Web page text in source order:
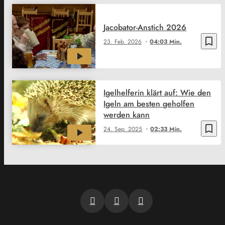
bookmark_border
23. Feb. 2026 04:03 Min.
Jacobator-Anstich 2026
bookmark_border
24. Sep. 2025 02:33 Min.
Igelhelferin klärt auf: Wie den
Igeln am besten geholfen
werden kann